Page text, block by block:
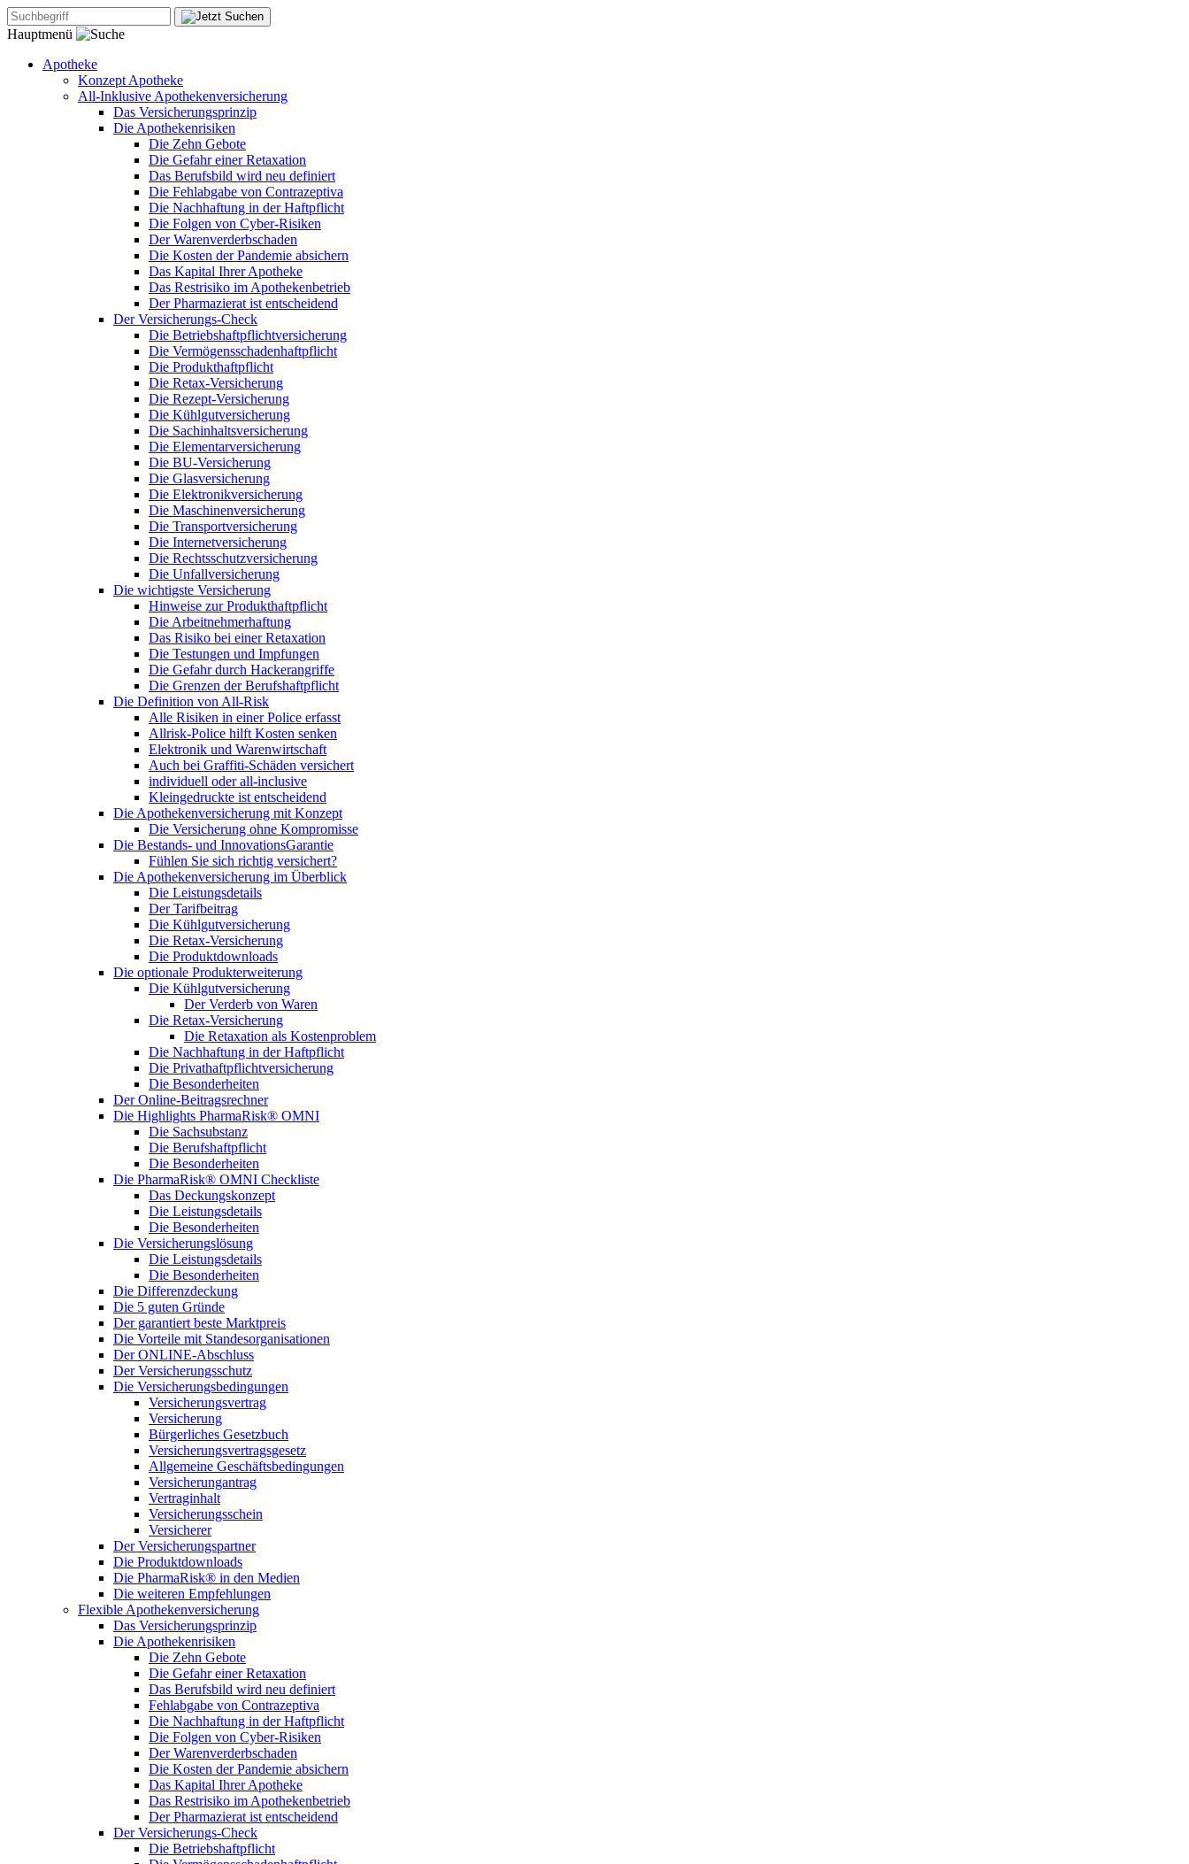
Hauptmenü
Apotheke
Konzept Apotheke
All-Inklusive Apothekenversicherung
Das Versicherungsprinzip
Die Apothekenrisiken
Die Zehn Gebote
Die Gefahr einer Retaxation
Das Berufsbild wird neu definiert
Die Fehlabgabe von Contrazeptiva
Die Nachhaftung in der Haftpflicht
Die Folgen von Cyber-Risiken
Der Warenverderbschaden
Die Kosten der Pandemie absichern
Das Kapital Ihrer Apotheke
Das Restrisiko im Apothekenbetrieb
Der Pharmazierat ist entscheidend
Der Versicherungs-Check
Die Betriebshaftpflichtversicherung
Die Vermögensschadenhaftpflicht
Die Produkthaftpflicht
Die Retax-Versicherung
Die Rezept-Versicherung
Die Kühlgutversicherung
Die Sachinhaltsversicherung
Die Elementarversicherung
Die BU-Versicherung
Die Glasversicherung
Die Elektronikversicherung
Die Maschinenversicherung
Die Transportversicherung
Die Internetversicherung
Die Rechtsschutzversicherung
Die Unfallversicherung
Die wichtigste Versicherung
Hinweise zur Produkthaftpflicht
Die Arbeitnehmerhaftung
Das Risiko bei einer Retaxation
Die Testungen und Impfungen
Die Gefahr durch Hackerangriffe
Die Grenzen der Berufshaftpflicht
Die Definition von All-Risk
Alle Risiken in einer Police erfasst
Allrisk-Police hilft Kosten senken
Elektronik und Warenwirtschaft
Auch bei Graffiti-Schäden versichert
individuell oder all-inclusive
Kleingedruckte ist entscheidend
Die Apothekenversicherung mit Konzept
Die Versicherung ohne Kompromisse
Die Bestands- und InnovationsGarantie
Fühlen Sie sich richtig versichert?
Die Apothekenversicherung im Überblick
Die Leistungsdetails
Der Tarifbeitrag
Die Kühlgutversicherung
Die Retax-Versicherung
Die Produktdownloads
Die optionale Produkterweiterung
Die Kühlgutversicherung
Der Verderb von Waren
Die Retax-Versicherung
Die Retaxation als Kostenproblem
Die Nachhaftung in der Haftpflicht
Die Privathaftpflichtversicherung
Die Besonderheiten
Der Online-Beitragsrechner
Die Highlights PharmaRisk® OMNI
Die Sachsubstanz
Die Berufshaftpflicht
Die Besonderheiten
Die PharmaRisk® OMNI Checkliste
Das Deckungskonzept
Die Leistungsdetails
Die Besonderheiten
Die Versicherungslösung
Die Leistungsdetails
Die Besonderheiten
Die Differenzdeckung
Die 5 guten Gründe
Der garantiert beste Marktpreis
Die Vorteile mit Standesorganisationen
Der ONLINE-Abschluss
Der Versicherungsschutz
Die Versicherungsbedingungen
Versicherungsvertrag
Versicherung
Bürgerliches Gesetzbuch
Versicherungsvertragsgesetz
Allgemeine Geschäftsbedingungen
Versicherungantrag
Vertraginhalt
Versicherungsschein
Versicherer
Der Versicherungspartner
Die Produktdownloads
Die PharmaRisk® in den Medien
Die weiteren Empfehlungen
Flexible Apothekenversicherung
Das Versicherungsprinzip
Die Apothekenrisiken
Die Zehn Gebote
Die Gefahr einer Retaxation
Das Berufsbild wird neu definiert
Fehlabgabe von Contrazeptiva
Die Nachhaftung in der Haftpflicht
Die Folgen von Cyber-Risiken
Der Warenverderbschaden
Die Kosten der Pandemie absichern
Das Kapital Ihrer Apotheke
Das Restrisiko im Apothekenbetrieb
Der Pharmazierat ist entscheidend
Der Versicherungs-Check
Die Betriebshaftpflicht